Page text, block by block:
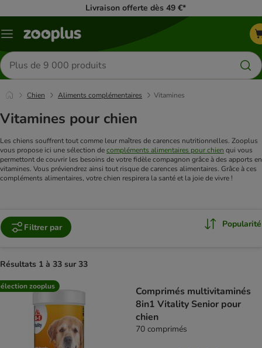
Livraison offerte dès 49 €*
Menu
Rechercher
des
produits
Chien Aliments complémentaires Vitamines
Vitamines pour chien
Les chiens souffrent tout comme leur maîtres de carences nutritionnelles. Zooplus
vous propose ici une sélection decompléments alimentaires pour chien qui vous
permettont de couvrir les besoins de votre fidèle compagnon grâce à des apports en
vitamines. Vous préviendrez ainsi tout risque de carences alimentaires. Grâce à ces
compléments alimentaires, votre chien respirera la santé et la joie de vivre !
Filtrer par Popularité
Résultats 1 à 33 sur 33
product items have been changed
zooplus
Comprimés multivitaminés
8in1 Vitality Senior pour
chien
70 comprimés